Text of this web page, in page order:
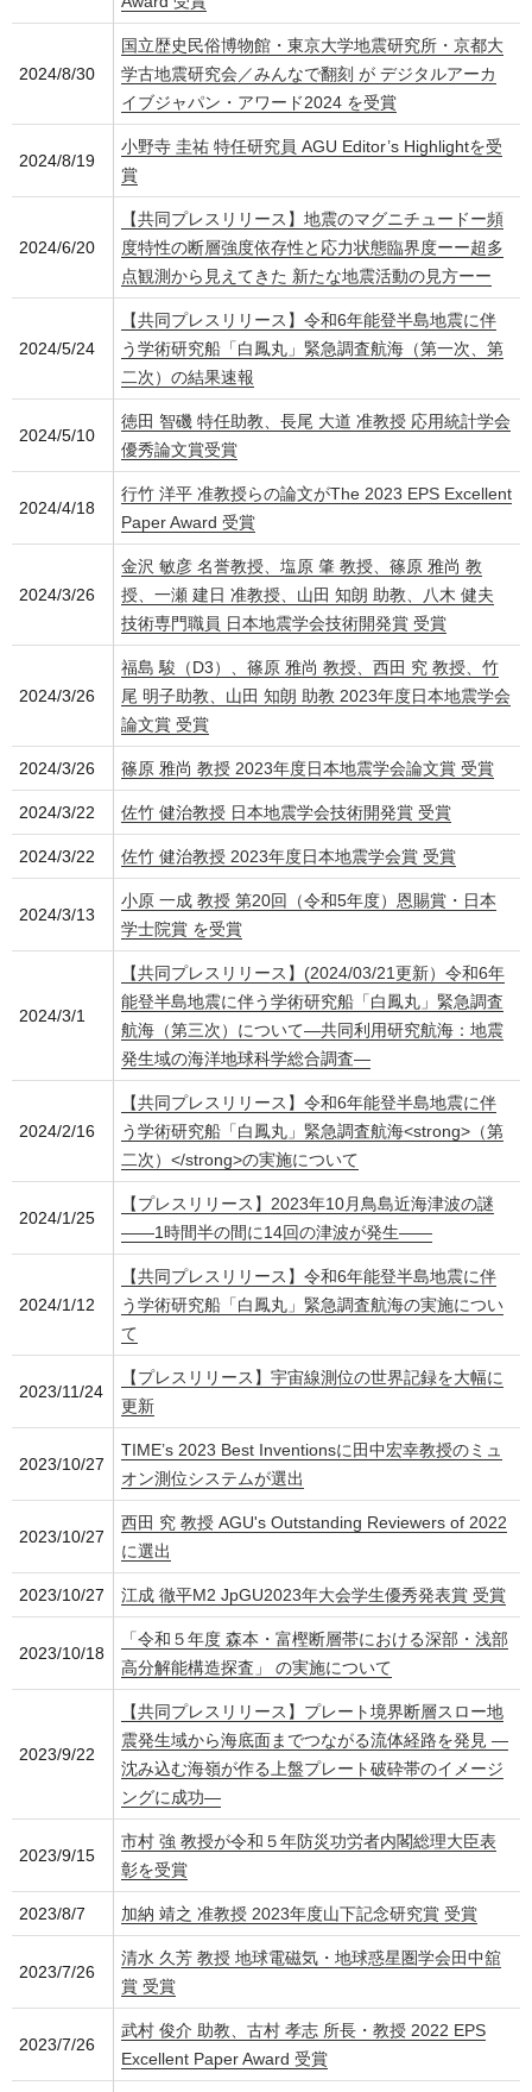
2024/8/30
国立歴史民俗博物館・東京大学地震研究所・京都大
学古地震研究会／みんなで翻刻 が デジタルアーカ
イブジャパン・アワード2024 を受賞
2024/8/19
小野寺 圭祐 特任研究員 AGU Editor’s Highlightを受
賞
2024/6/20
【共同プレスリリース】地震のマグニチュードー頻
度特性の断層強度依存性と応力状態臨界度ーー超多
点観測から見えてきた 新たな地震活動の見方ーー
2024/5/24
【共同プレスリリース】令和6年能登半島地震に伴
う学術研究船「白鳳丸」緊急調査航海（第一次、第
二次）の結果速報
2024/5/10
徳田 智磯 特任助教、長尾 大道 准教授 応用統計学会
優秀論文賞受賞
2024/4/18
行竹 洋平 准教授らの論文がThe 2023 EPS Excellent
Paper Award 受賞
2024/3/26
金沢 敏彦 名誉教授、塩原 肇 教授、篠原 雅尚 教
授、一瀬 建日 准教授、山田 知朗 助教、八木 健夫
技術専門職員 日本地震学会技術開発賞 受賞
2024/3/26
福島 駿（D3）、篠原 雅尚 教授、西田 究 教授、竹
尾 明子助教、山田 知朗 助教 2023年度日本地震学会
論文賞 受賞
2024/3/26 篠原 雅尚 教授 2023年度日本地震学会論文賞 受賞
2024/3/22 佐竹 健治教授 日本地震学会技術開発賞 受賞
2024/3/22 佐竹 健治教授 2023年度日本地震学会賞 受賞
2024/3/13
小原 一成 教授 第20回（令和5年度）恩賜賞・日本
学士院賞 を受賞
2024/3/1
【共同プレスリリース】(2024/03/21更新）令和6年
能登半島地震に伴う学術研究船「白鳳丸」緊急調査
航海（第三次）について―共同利用研究航海：地震
発生域の海洋地球科学総合調査―
2024/2/16
【共同プレスリリース】令和6年能登半島地震に伴
う学術研究船「白鳳丸」緊急調査航海<strong>（第
二次）</strong>の実施について
2024/1/25
【プレスリリース】2023年10月鳥島近海津波の謎
――1時間半の間に14回の津波が発生――
2024/1/12
【共同プレスリリース】令和6年能登半島地震に伴
う学術研究船「白鳳丸」緊急調査航海の実施につい
て
2023/11/24
【プレスリリース】宇宙線測位の世界記録を大幅に
更新
2023/10/27
TIME’s 2023 Best Inventionsに田中宏幸教授のミュ
オン測位システムが選出
2023/10/27
西田 究 教授 AGU's Outstanding Reviewers of 2022
に選出
2023/10/27 江成 徹平M2 JpGU2023年大会学生優秀発表賞 受賞
2023/10/18
「令和５年度 森本・富樫断層帯における深部・浅部
高分解能構造探査」 の実施について
2023/9/22
【共同プレスリリース】プレート境界断層スロー地
震発生域から海底面までつながる流体経路を発見 ―
沈み込む海嶺が作る上盤プレート破砕帯のイメージ
ングに成功―
2023/9/15
市村 強 教授が令和５年防災功労者内閣総理大臣表
彰を受賞
2023/8/7 加納 靖之 准教授 2023年度山下記念研究賞 受賞
2023/7/26
清水 久芳 教授 地球電磁気・地球惑星圏学会田中舘
賞 受賞
2023/7/26
武村 俊介 助教、古村 孝志 所長・教授 2022 EPS
Excellent Paper Award 受賞